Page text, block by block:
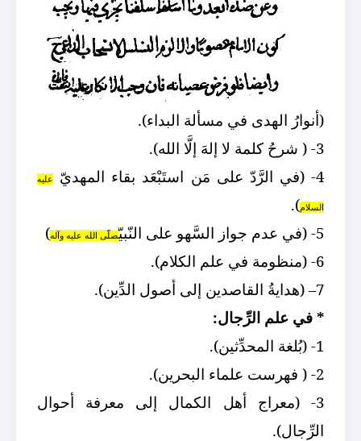
(أنوارُ الهدى في مسألة البداء).
3- ( شرحُ كلمة لا إلهَ إلَّا الله).
4- (في الرَّدّ على مَن استَبْعَد بقاء المهديّ
عليه
السلام).
5- (في عدم جواز السَّهو على النّبيّ
صلّى الله عليه وآله)
6- (منظومة في علم الكلام).
7– (هدايةُ القاصدين إلى أصول الدِّين).
* في علم الرِّجال:
1- (بُلغة المحدِّثين).
2- ( فهرست علماء البحرين).
3- (معراج أهل الكمال إلى معرفة أحوال
الرِّجال).